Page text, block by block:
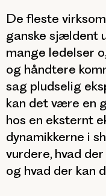
De fleste
ganske sjældent
mange ledelser
og håndtere
sag pludselig
kan det være en
hos en eksternt
dynamikkerne i
vurdere, hvad
og hvad der kan